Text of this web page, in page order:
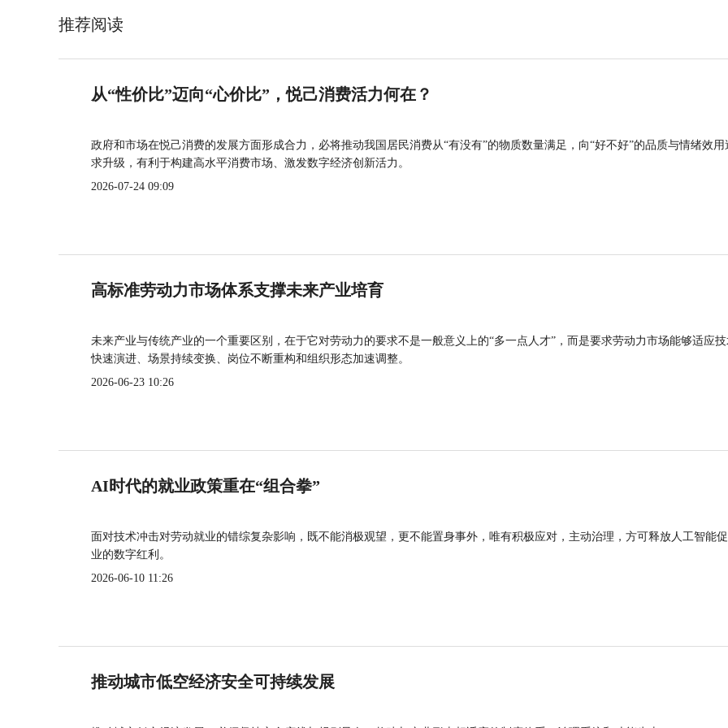
推荐阅读
从“性价比”迈向“心价比”，悦己消费活力何在？
政府和市场在悦己消费的发展方面形成合力，必将推动我国居民消费从“有没有”的物质数量满足，向“好不好”的品质与情绪效用
求升级，有利于构建高水平消费市场、激发数字经济创新活力。
2026-07-24 09:09
高标准劳动力市场体系支撑未来产业培育
未来产业与传统产业的一个重要区别，在于它对劳动力的要求不是一般意义上的“多一点人才”，而是要求劳动力市场能够适应
快速演进、场景持续变换、岗位不断重构和组织形态加速调整。
2026-06-23 10:26
AI时代的就业政策重在“组合拳”
面对技术冲击对劳动就业的错综复杂影响，既不能消极观望，更不能置身事外，唯有积极应对，主动治理，方可释放人工智能
业的数字红利。
2026-06-10 11:26
推动城市低空经济安全可持续发展